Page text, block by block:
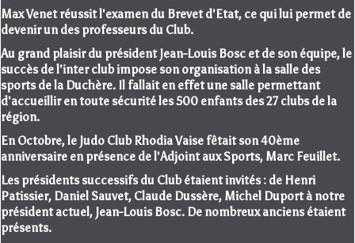
Max Venet réussit l'examen du Brevet d'Etat, ce qui lui permet de
devenir un des professeurs du Club.
Au grand plaisir du président Jean-Louis Bosc et de son équipe, le
succès de l'inter club impose son organisation à la salle des
sports de la Duchère. Il fallait en effet une salle permettant
d'accueillir en toute sécurité les 500 enfants des 27 clubs de la
région.
En Octobre, le Judo Club Rhodia Vaise fêtait son 40ème
anniversaire en présence de l'Adjoint aux Sports, Marc Feuillet.
Les présidents successifs du Club étaient invités : de Henri
Patissier, Daniel Sauvet, Claude Dussère, Michel Duport à notre
président actuel, Jean-Louis Bosc. De nombreux anciens étaient
présents.